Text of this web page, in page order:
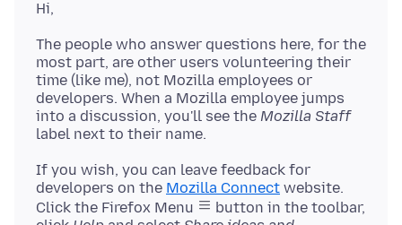
The people who answer questions here, for the
most part, are other users volunteering their
time (like me), not Mozilla employees or
developers. When a Mozilla employee jumps
into a discussion, you'll see the Mozilla Staff
If you wish, you can leave feedback for
developers on the Mozilla Connect website.
Click the Firefox Menu
button in the toolbar,